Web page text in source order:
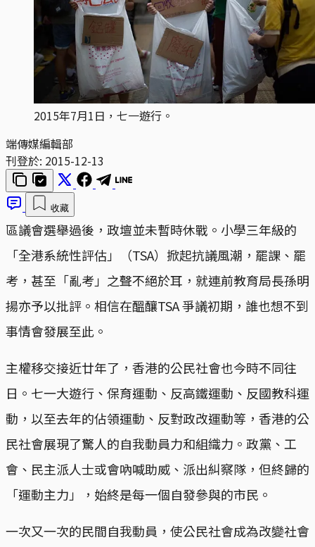
2015年7月1日，七一遊行。
端傳媒編輯部
刊登於: 2015-12-13
收藏
區議會選舉過後，政壇並未暫時休戰。小學三年級的
「全港系統性評估」（TSA）掀起抗議風潮，罷課、罷
考，甚至「亂考」之聲不絕於耳，就連前教育局長孫明
揚亦予以批評。相信在醞釀TSA 爭議初期，誰也想不到
事情會發展至此。
主權移交接近廿年了，香港的公民社會也今時不同往
日。七一大遊行、保育運動、反高鐵運動、反國教科運
動，以至去年的佔領運動、反對政改運動等，香港的公
民社會展現了驚人的自我動員力和組織力。政黨、工
會、民主派人士或會吶喊助威、派出糾察隊，但終歸的
「運動主力」，始終是每一個自發參與的市民。
一次又一次的民間自我動員，使公民社會成為改變社會